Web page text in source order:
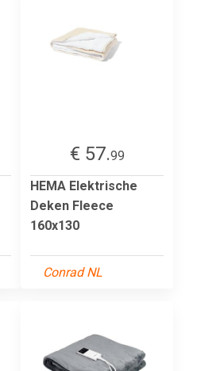
€ 57.99
HEMA Elektrische
Deken Fleece
160x130
Conrad NL